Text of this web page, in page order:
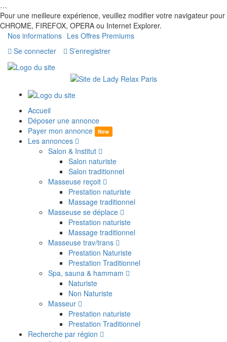
…
Pour une meilleure expérience, veuillez modifier votre navigateur pour
CHROME, FIREFOX, OPERA ou Internet Explorer.
Nos informations Les Offres Premiums
Se connecter
S’enregistrer
Accueil
Déposer une annonce
Payer mon annonce
New
Les annonces
Salon & Institut
Salon naturiste
Salon traditionnel
Masseuse reçoit
Prestation naturiste
Massage traditionnel
Masseuse se déplace
Prestation naturiste
Massage traditionnel
Masseuse trav/trans
Prestation Naturiste
Prestation Traditionnel
Spa, sauna & hammam
Naturiste
Non Naturiste
Masseur
Prestation naturiste
Prestation Traditionnel
Recherche par région